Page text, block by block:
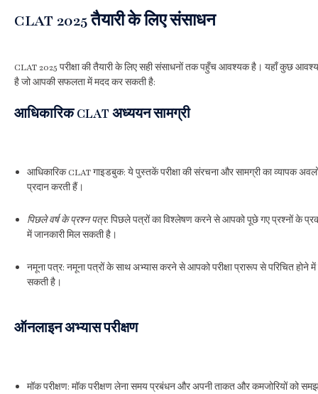
CLAT 2025 तैयारी के लिए संसाधन
CLAT 2025 परीक्षा की तैयारी के लिए सही संसाधनों तक पहुँच आवश्यक है। यहाँ कुछ
है जो आपकी सफलता में मदद कर सकती है:
आधिकारिक CLAT अध्ययन सामग्री
आधिकारिक CLAT गाइडबुक: ये पुस्तकें परीक्षा की संरचना और सामग्री का व्यापक
प्रदान करती हैं।
पिछले वर्ष के प्रश्न पत्र: पिछले पत्रों का विश्लेषण करने से आपको पूछे गए प्रश्नों के
में जानकारी मिल सकती है।
नमूना पत्र: नमूना पत्रों के साथ अभ्यास करने से आपको परीक्षा प्रारूप से परिचित होने
सकती है।
ऑनलाइन अभ्यास परीक्षण
मॉक परीक्षण: मॉक परीक्षण लेना समय प्रबंधन और अपनी ताकत और कमजोरियों को